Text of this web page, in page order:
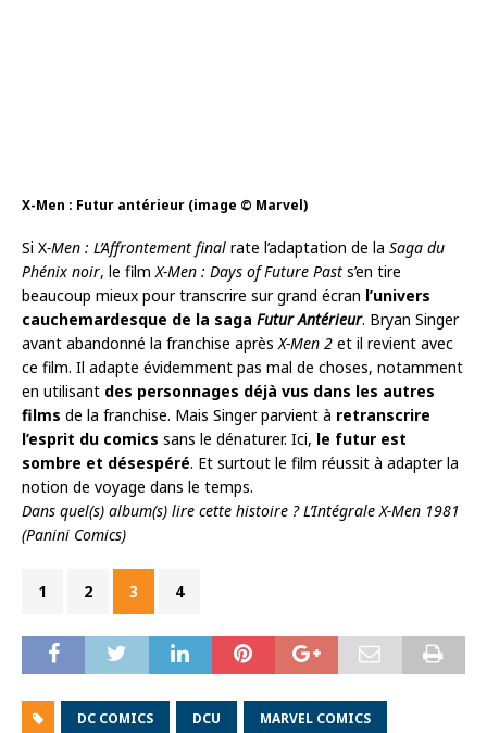
X-Men : Futur antérieur (image © Marvel)
Si X-Men : L’Affrontement final rate l’adaptation de la Saga du
Phénix noir, le film X-Men : Days of Future Past s’en tire
beaucoup mieux pour transcrire sur grand écran l’univers
cauchemardesque de la saga Futur Antérieur. Bryan Singer
avant abandonné la franchise après X-Men 2 et il revient avec
ce film. Il adapte évidemment pas mal de choses, notamment
en utilisant des personnages déjà vus dans les autres
films de la franchise. Mais Singer parvient à retranscrire
l’esprit du comics sans le dénaturer. Ici, le futur est
sombre et désespéré. Et surtout le film réussit à adapter la
notion de voyage dans le temps.
Dans quel(s) album(s) lire cette histoire ? L’Intégrale X-Men 1981
(Panini Comics)
1 2 3 4
DC COMICS DCU MARVEL COMICS